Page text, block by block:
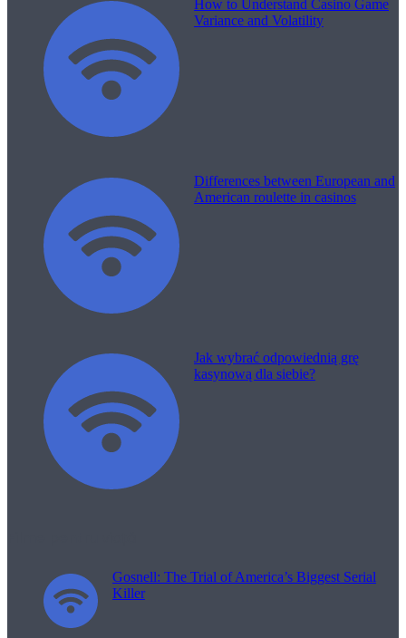
How to Understand Casino Game
Variance and Volatility
Differences between European and
American roulette in casinos
Jak wybrać odpowiednią grę
kasynową dla siebie?
Gosnell: The Trial of America’s Biggest Serial
Killer